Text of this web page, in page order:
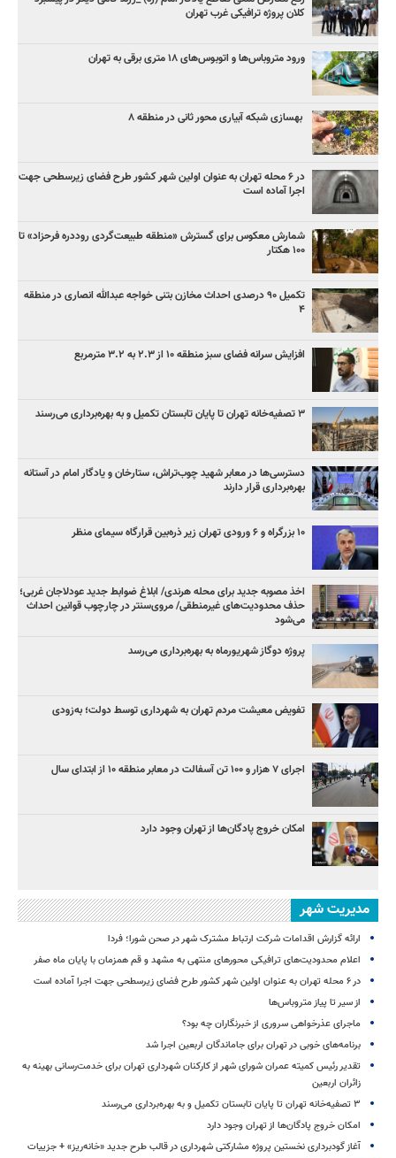
کلان پروژه‌ ترافیکی غرب تهران
ورود متروباس‌ها و اتوبوس‌های ۱۸ متری برقی به تهران
بهسازی شبکه آبیاری محور ثانی در منطقه ۸
در ۶ محله تهران به عنوان اولین شهر کشور طرح فضای زیرسطحی جهت
اجرا آماده است
شمارش معکوس برای گسترش «منطقه طبیعت‌گردی روددره فرحزاد» تا
۱۰۰ هکتار
تکمیل ۹۰ درصدی احداث مخازن بتنی خواجه عبدالله انصاری در منطقه
۴
افزایش سرانه فضای سبز منطقه ۱۰ از ۲.۳ به ۳.۲ مترمربع
۳ ﺗﺼﻔﻴﻪ‌ﺧﺎﻧﻪ‌ تهران تا پایان تابستان تکمیل و به بهره‌برداری می‌رسند
دسترسی‌ها در معابر شهید چوب‌تراش، ستارخان و یادگار امام در آستانه
بهره‌برداری قرار دارند
۱۰ بزرگراه و ۶ ورودی تهران زیر ذره‌بین قرارگاه سیمای منظر
اخذ مصوبه جدید برای محله هرندی/ ابلاغ ضوابط جدید عودلاجان غربی؛
حذف محدودیت‌های غیرمنطقی/ مروی‌سنتر در چارچوب قوانین احداث
می‌شود
پروژه دوگاز شهریورماه به بهره‌برداری می‌رسد
تفویض معیشت مردم تهران به شهرداری توسط دولت؛ به‌زودی
اجرای ۷ هزار و ۱۰۰ تن آسفالت در معابر منطقه ۱۰ از ابتدای سال
امکان خروج پادگان‌ها از تهران وجود دارد
مدیریت شهر
ارائه گزارش اقدامات شرکت ارتباط مشترک شهر در صحن شورا؛ فردا
اعلام محدودیت‌های ترافیکی محورهای منتهی به مشهد و قم همزمان با پایان ماه صفر
در ۶ محله تهران به عنوان اولین شهر کشور طرح فضای زیرسطحی جهت اجرا آماده است
از سیر تا پیاز متروباس‌ها
ماجرای عذرخواهی سروری از خبرنگاران چه بود؟
برنامه‌های خوبی در تهران برای جاماندگان اربعین اجرا شد
تقدیر رئیس کمیته عمران شورای شهر از کارکنان شهرداری تهران برای خدمت‌رسانی بهینه به
زائران اربعین
۳ ﺗﺼﻔﻴﻪ‌ﺧﺎﻧﻪ‌ تهران تا پایان تابستان تکمیل و به بهره‌برداری می‌رسند
امکان خروج پادگان‌ها از تهران وجود دارد
آغاز گودبرداری نخستین پروژه مشارکتی شهرداری در قالب طرح جدید «خانه‌ریز» + جزییات